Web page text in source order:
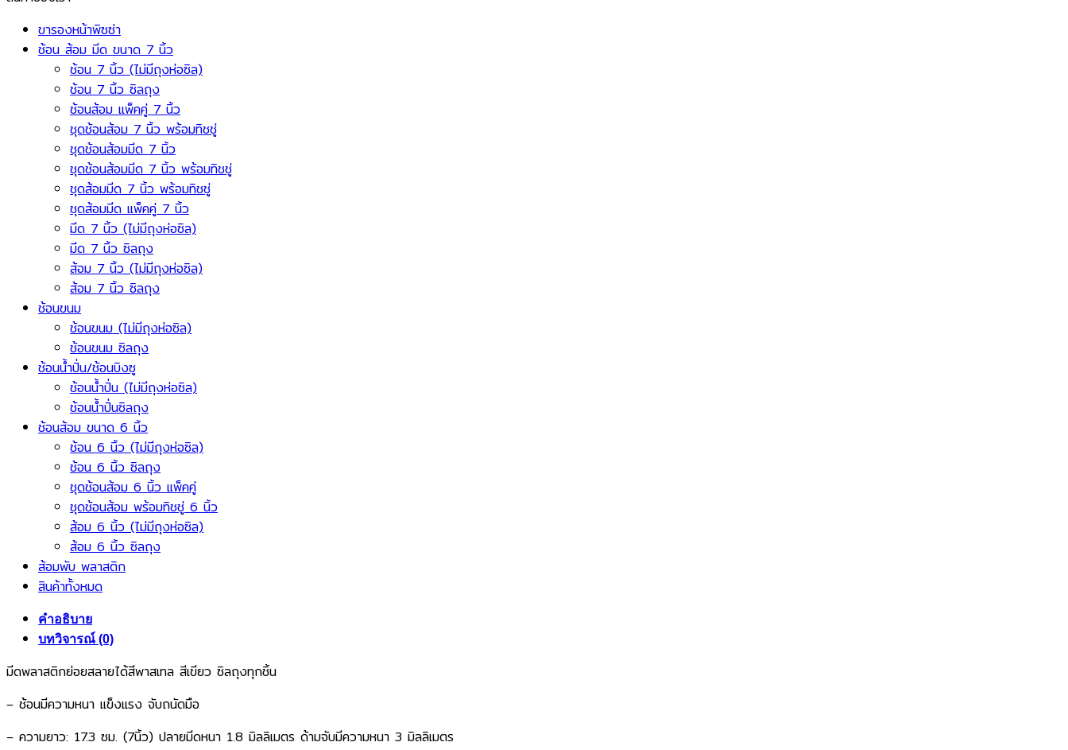
ขารองหน้าพิซซ่า
ช้อน ส้อม มีด ขนาด 7 นิ้ว
ช้อน 7 นิ้ว (ไม่มีถุงห่อซิล)
ช้อน 7 นิ้ว ซิลถุง
ช้อนส้อม แพ็คคู่ 7 นิ้ว
ชุดช้อนส้อม 7 นิ้ว พร้อมทิชชู่
ชุดช้อนส้อมมีด 7 นิ้ว
ชุดช้อนส้อมมีด 7 นิ้ว พร้อมทิชชู่
ชุดส้อมมีด 7 นิ้ว พร้อมทิชชู่
ชุดส้อมมีด แพ็คคู่ 7 นิ้ว
มีด 7 นิ้ว (ไม่มีถุงห่อซิล)
มีด 7 นิ้ว ซิลถุง
ส้อม 7 นิ้ว (ไม่มีถุงห่อซิล)
ส้อม 7 นิ้ว ซิลถุง
ช้อนขนม
ช้อนขนม (ไม่มีถุงห่อซิล)
ช้อนขนม ซิลถุง
ช้อนน้ำปั่น/ช้อนบิงซู
ช้อนน้ำปั่น (ไม่มีถุงห่อซิล)
ช้อนน้ำปั่นซิลถุง
ช้อนส้อม ขนาด 6 นิ้ว
ช้อน 6 นิ้ว (ไม่มีถุงห่อซิล)
ช้อน 6 นิ้ว ซิลถุง
ชุดช้อนส้อม 6 นิ้ว แพ็คคู่
ชุดช้อนส้อม พร้อมทิชชู่ 6 นิ้ว
ส้อม 6 นิ้ว (ไม่มีถุงห่อซิล)
ส้อม 6 นิ้ว ซิลถุง
ส้อมพับ พลาสติก
สินค้าทั้งหมด
คำอธิบาย
บทวิจารณ์ (0)
มีดพลาสติกย่อยสลายได้สีพาสเทล สีเขียว ซิลถุงทุกชิ้น
– ช้อนมีความหนา แข็งแรง จับถนัดมือ
– ความยาว: 17.3 ซม. (7นิ้ว) ปลายมีดหนา 1.8 มิลลิเมตร ด้ามจับมีความหนา 3 มิลลิเมตร